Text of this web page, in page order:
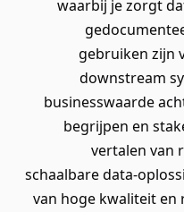
waarbij je zorgt
gebruiken zijn
downstream
businesswaarde
begrijpen en
vertalen van
schaalbare data-
van hoge kwaliteit en